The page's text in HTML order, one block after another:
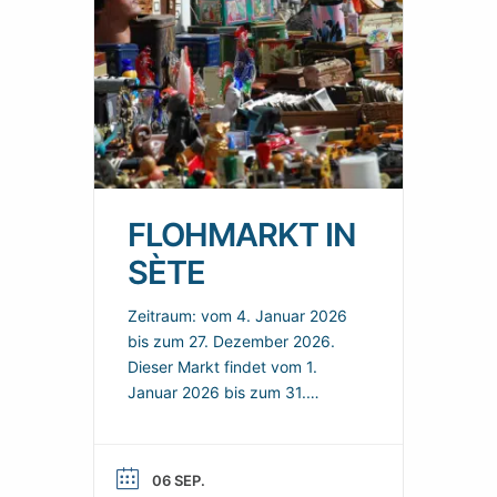
FLOHMARKT IN
SÈTE
Zeitraum: vom 4. Januar 2026
bis zum 27. Dezember 2026.
Dieser Markt findet vom 1.
Januar 2026 bis zum 31.
der Nähe und nützliche
06 SEP.